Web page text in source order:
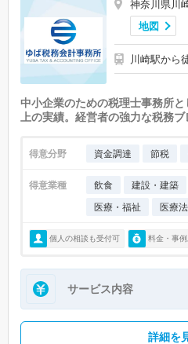
神奈川県川
地図
川崎駅から
中小企業のための税理士事務所
上の実績。経営者の強力な税務ブ
得意分野 資金調達 節税
得意業種 飲食 建設・建築
医療・福祉
医療
個人の相談も受付可 料金・事例
サービス内容
詳細を